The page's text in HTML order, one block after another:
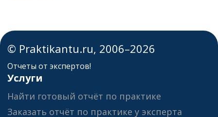
© Praktikantu.ru, 2006–2026
Отчеты от экспертов!
Услуги
Найти готовый отчёт по практике
Заказать отчёт по практике у эксперта